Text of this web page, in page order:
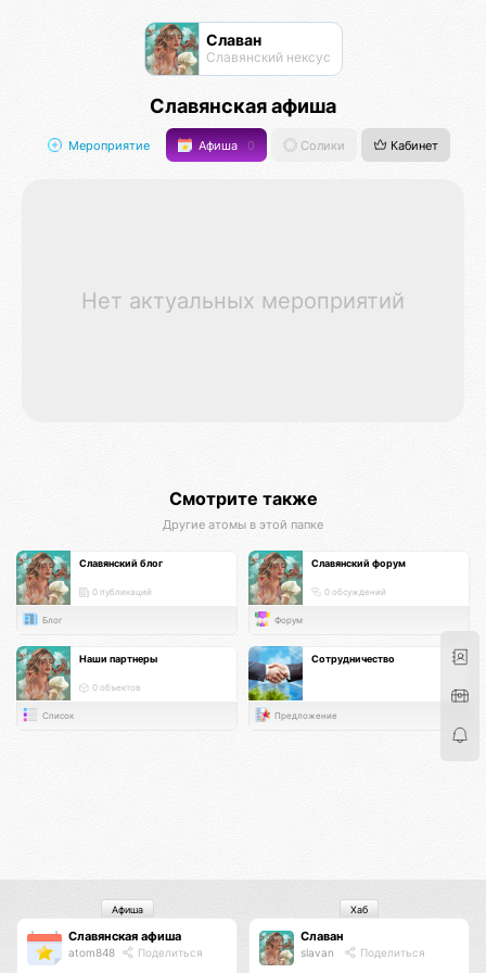
Славан
Славянский нексус
Славянская афиша
Мероприятие Афиша 0 Солики Кабинет
Нет актуальных мероприятий
Смотрите также
Другие атомы в этой папке
Славянский блог
0 публикаций
Блог
Славянский форум
0 обсуждений
Форум
Наши партнеры
0 объектов
Список
Сотрудничество
Предложение
Славянская афиша
atom848 Поделиться
Афиша
Славан
slavan Поделиться
Хаб